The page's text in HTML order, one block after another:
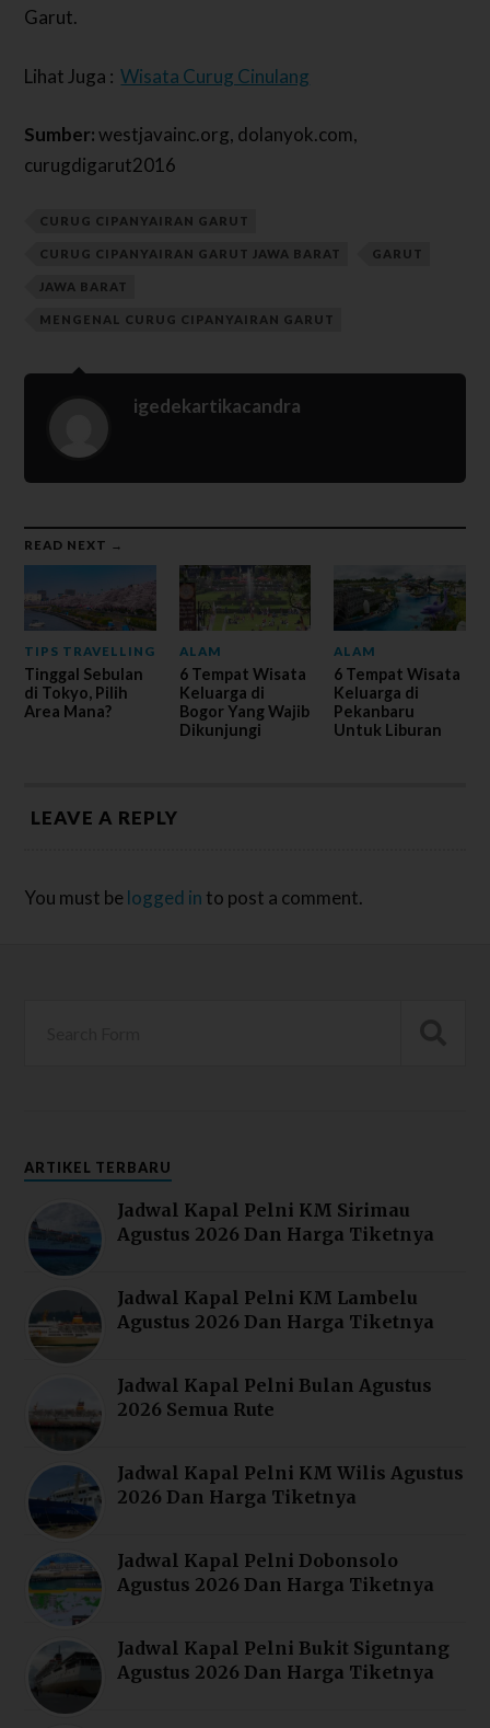
Garut.
Lihat Juga :Wisata Curug Cinulang
Sumber:westjavainc.org, dolanyok.com,
curugdigarut2016
CURUG CIPANYAIRAN GARUT
CURUG CIPANYAIRAN GARUT JAWA BARAT GARUT
JAWA BARAT
MENGENAL CURUG CIPANYAIRAN GARUT
igedekartikacandra
READ NEXT →
TIPS TRAVELLING
Tinggal Sebulan
di Tokyo, Pilih
Area Mana?
ALAM
6 Tempat Wisata
Keluarga di
Bogor Yang Wajib
Dikunjungi
ALAM
6 Tempat Wisata
Keluarga di
Pekanbaru
Untuk Liburan
LEAVE A REPLY
You must be logged in to post a comment.
ARTIKEL TERBARU
Jadwal Kapal Pelni KM Sirimau
Agustus 2026 Dan Harga Tiketnya
Jadwal Kapal Pelni KM Lambelu
Agustus 2026 Dan Harga Tiketnya
Jadwal Kapal Pelni Bulan Agustus
2026 Semua Rute
Jadwal Kapal Pelni KM Wilis Agustus
2026 Dan Harga Tiketnya
Jadwal Kapal Pelni Dobonsolo
Agustus 2026 Dan Harga Tiketnya
Jadwal Kapal Pelni Bukit Siguntang
Agustus 2026 Dan Harga Tiketnya